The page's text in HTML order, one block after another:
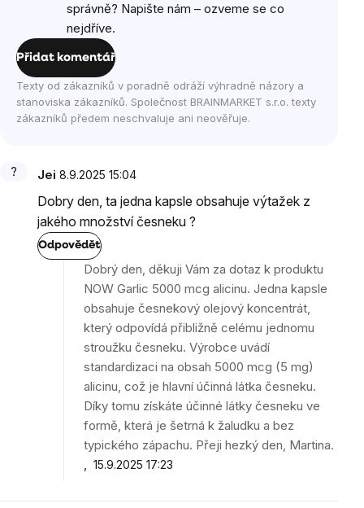
správně? Napište nám – ozveme se co
nejdříve.
Přidat komentář
Texty od zákazníků v poradně odráží výhradně názory a
stanoviska zákazníků. Společnost BRAINMARKET s.r.o. texty
zákazníků předem neschvaluje ani neověřuje.
Jei 8.9.2025 15:04
Dobry den, ta jedna kapsle obsahuje výtažek z
jakého množství česneku ?
Odpovědět
15.9.2025 17:23
Dobrý den, děkuji Vám za dotaz k produktu
NOW Garlic 5000 mcg alicinu. Jedna kapsle
obsahuje česnekový olejový koncentrát,
který odpovídá přibližně celému jednomu
stroužku česneku. Výrobce uvádí
standardizaci na obsah 5000 mcg (5 mg)
alicinu, což je hlavní účinná látka česneku.
Díky tomu získáte účinné látky česneku ve
formě, která je šetrná k žaludku a bez
typického zápachu. Přeji hezký den, Martina.